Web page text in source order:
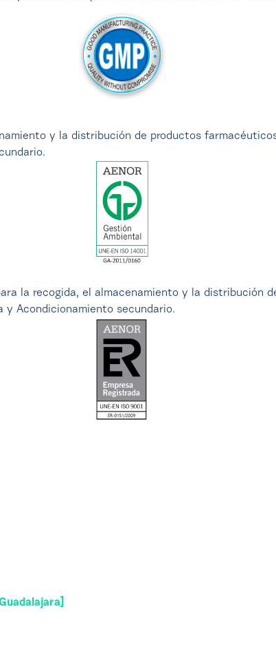
y la distribución de productos
para la recogida, el almacenamiento y la
Acondicionamiento secundario.